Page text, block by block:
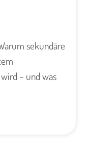
sekundäre
– und was